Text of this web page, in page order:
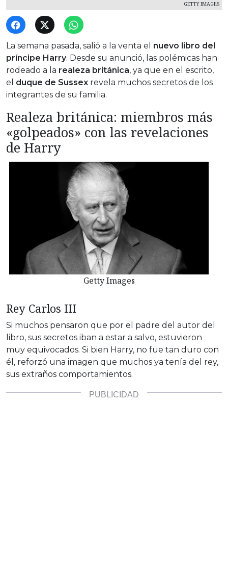
GETTY IMAGES
La semana pasada, salió a la venta el nuevo libro del
príncipe Harry. Desde su anunció, las polémicas han
rodeado a la realeza británica, ya que en el escrito,
el duque de Sussex revela muchos secretos de los
integrantes de su familia.
Realeza británica: miembros más
«golpeados» con las revelaciones
de Harry
Getty Images
Rey Carlos III
Si muchos pensaron que por el padre del autor del
libro, sus secretos iban a estar a salvo, estuvieron
muy equivocados. Si bien Harry, no fue tan duro con
él, reforzó una imagen que muchos ya tenía del rey,
sus extraños comportamientos.